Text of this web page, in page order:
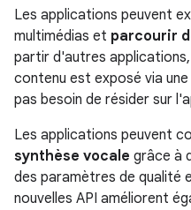
Les applications peuvent
multimédias et parcourir
partir d'autres
contenu est exposé via
pas besoin de résider sur
Les applications peuvent
synthèse vocale grâce à
des paramètres de qualité
nouvelles API améliorent